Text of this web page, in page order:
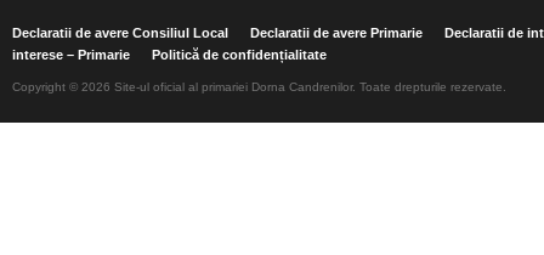
Declaratii de avere Consiliul Local Declaratii de avere Primarie
Declaratii de
interese – Primarie
Politică de confidențialitate
Copyright © 2026 Site-ul oficial al primariei Dorna Candrenilor. Toate drepturile rezervate.